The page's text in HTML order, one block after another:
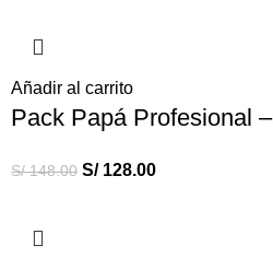
Añadir al carrito
S/148.00 S/128.00